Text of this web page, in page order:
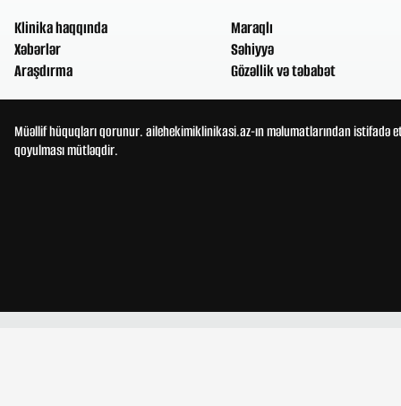
Klinika haqqında
Xəbərlər
Araşdırma
Maraqlı
Səhiyyə
Gözəllik və təbabət
Müəllif hüquqları qorunur. ailehekimiklinikasi.az-ın məlumatlarından
qoyulması mütləqdir.